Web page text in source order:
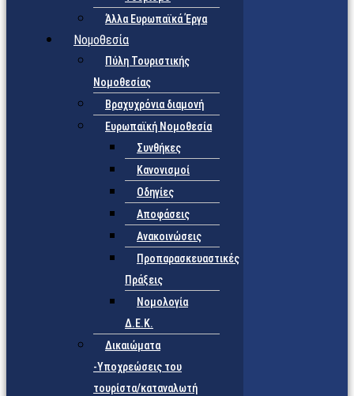
Άλλα Ευρωπαϊκά Έργα
Νομοθεσία
Πύλη Τουριστικής
Νομοθεσίας
Βραχυχρόνια διαμονή
Ευρωπαϊκή Νομοθεσία
Συνθήκες
Κανονισμοί
Οδηγίες
Αποφάσεις
Ανακοινώσεις
Προπαρασκευαστικές
Πράξεις
Νομολογία
Δ.Ε.Κ.
Δικαιώματα
-Υποχρεώσεις του
τουρίστα/καταναλωτή